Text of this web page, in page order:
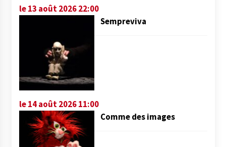
le 13 août 2026 22:00
Sempreviva
le 14 août 2026 11:00
Comme des images